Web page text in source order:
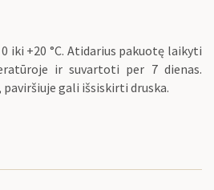
iki +20 °C. Atidarius pakuotę laikyti
ir suvartoti per 7 dienas.
gali išsiskirti druska.